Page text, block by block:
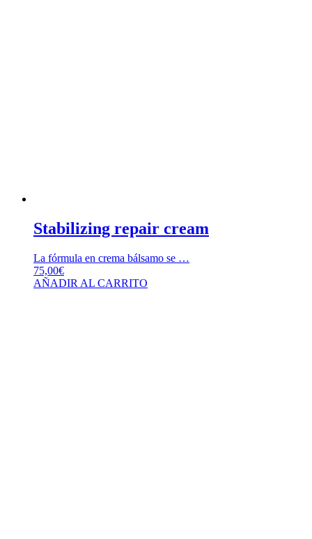
Stabilizing repair cream
La fórmula en crema bálsamo se …
75,00€
AÑADIR AL CARRITO